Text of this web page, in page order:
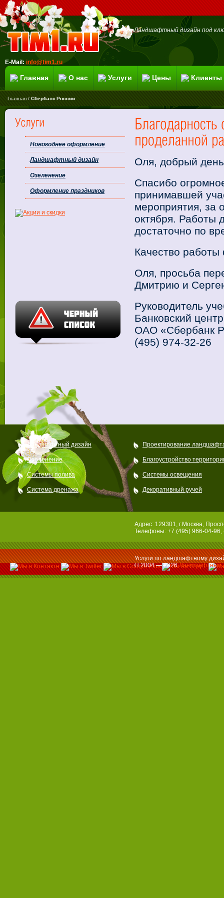
Ландшафтный дизайн под
E-Mail: info@tim1.ru
Главная О нас Услуги Цены Клиенты
Главная/Сбербанк России
Оля, добрый
Спасибо
принимавшей
мероприятия, за
октября. Работы
достаточно по
Качество
Оля, просьба
Дмитрию и
Руководитель
Банковский
ОАО «Сбербанк
(495) 974-32-26
Новогоднее оформление
Ландшафтный дизайн
Озеленение
Оформление праздников
Ландшафтный дизайн Проектирование
Озеленение Благоустройство
Системы полива Системы освещения
Система дренажа Декоративный ручей
Адрес: 129301, г.Москва,
Телефоны: +7 (495) 966-04-96,
Услуги по ландшафтному
© 2004 — 2026Ландшафтный